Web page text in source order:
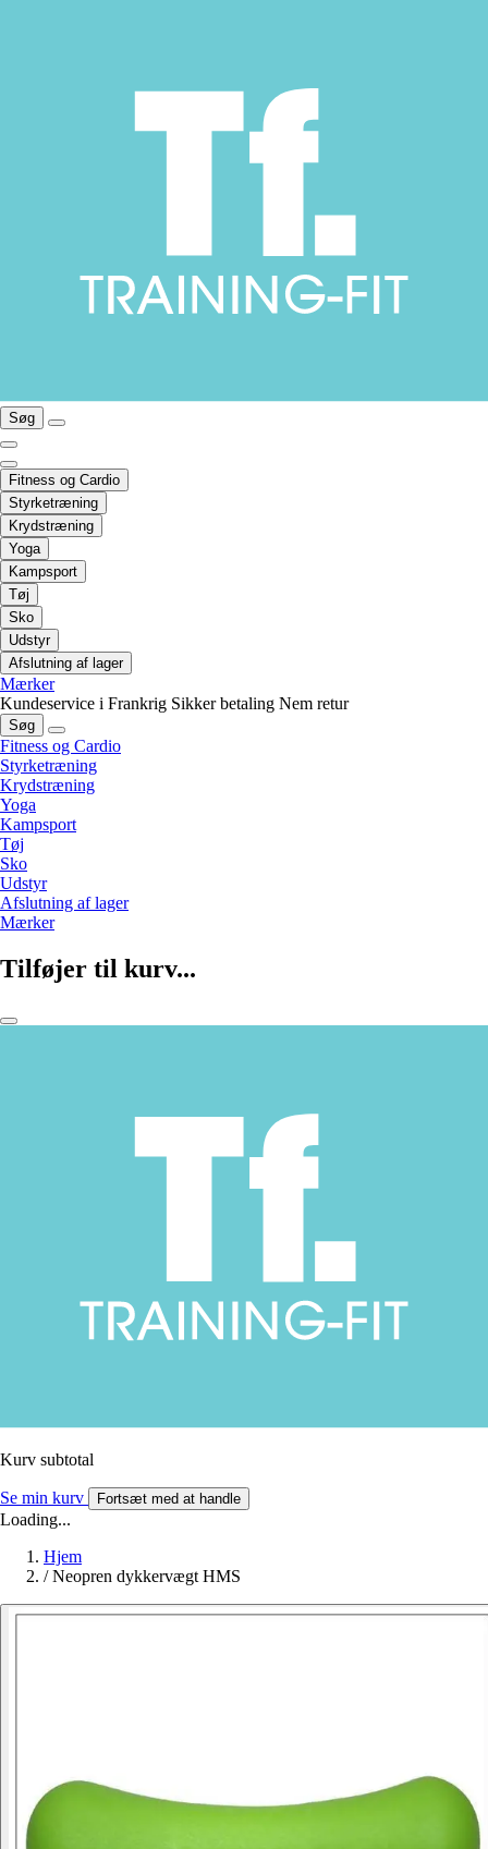
Søg
Fitness og Cardio
Styrketræning
Krydstræning
Yoga
Kampsport
Tøj
Sko
Udstyr
Afslutning af lager
Mærker
Kundeservice i Frankrig Sikker betaling Nem retur
Søg
Fitness og Cardio
Styrketræning
Krydstræning
Yoga
Kampsport
Tøj
Sko
Udstyr
Afslutning af lager
Mærker
Tilføjer til kurv...
Kurv subtotal
Se min kurv Fortsæt med at handle
Loading...
Hjem
/ Neopren dykkervægt HMS